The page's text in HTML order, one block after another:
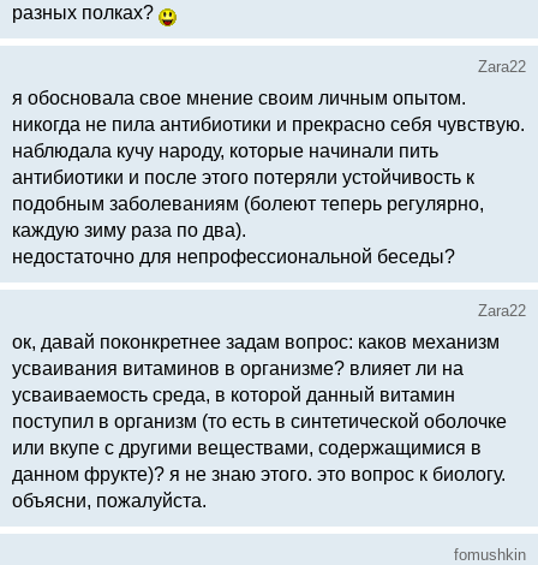
разных полках?
Zara22
я обосновала свое мнение своим личным опытом.
никогда не пила антибиотики и прекрасно себя чувствую.
наблюдала кучу народу, которые начинали пить
антибиотики и после этого потеряли устойчивость к
подобным заболеваниям (болеют теперь регулярно,
каждую зиму раза по два).
недостаточно для непрофессиональной беседы?
Zara22
ок, давай поконкретнее задам вопрос: каков механизм
усваивания витаминов в организме? влияет ли на
усваиваемость среда, в которой данный витамин
поступил в организм (то есть в синтетической оболочке
или вкупе с другими веществами, содержащимися в
данном фрукте)? я не знаю этого. это вопрос к биологу.
объясни, пожалуйста.
fomushkin